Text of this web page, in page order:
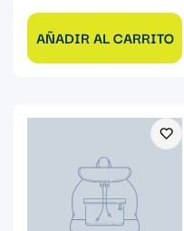
AÑADIR AL CARRITO